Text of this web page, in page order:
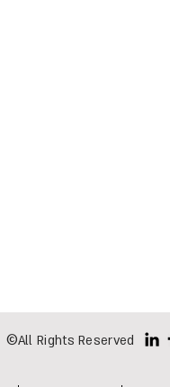
©All Rights Reserved